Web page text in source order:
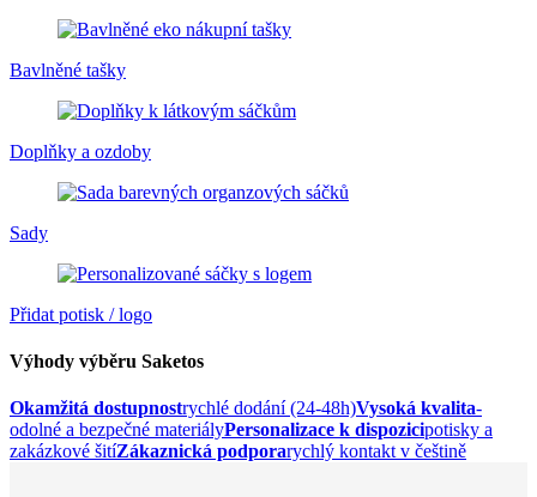
Bavlněné tašky
Doplňky a ozdoby
Sady
Přidat potisk / logo
Výhody výběru Saketos
Okamžitá dostupnostrychlé dodání (24-48h)Vysoká kvalita-
odolné a bezpečné materiályPersonalizace k dispozicipotisky a
zakázkové šitíZákaznická podporarychlý kontakt v češtině